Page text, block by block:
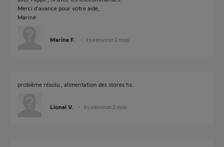
Merci d’avance pour votre aide,
Marine
Marine F. il y a environ 2 mois
problème résolu , alimentation des stores hs.
Lionel V. il y a environ 2 mois